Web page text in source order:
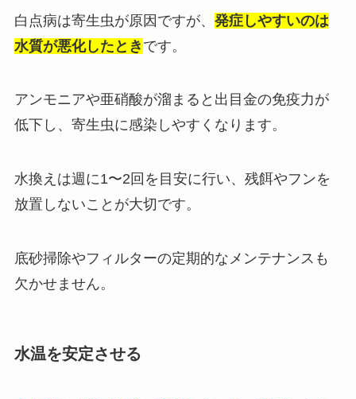
白点病は寄生虫が原因ですが、 発症しやすいのは
水質が悪化したとき です。
アンモニアや亜硝酸が溜まると出目金の免疫力が
低下し、寄生虫に感染しやすくなります。
水換えは週に1〜2回を目安に行い、残餌やフンを
放置しないことが大切です。
底砂掃除やフィルターの定期的なメンテナンスも
欠かせません。
水温を安定させる